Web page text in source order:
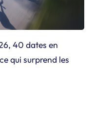
40 dates en
qui surprend les